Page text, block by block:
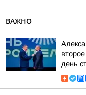
ВАЖНО
день